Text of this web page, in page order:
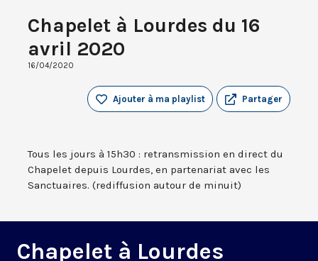
Chapelet à Lourdes du 16
avril 2020
16/04/2020
Partager
Ajouter à ma playlist
Tous les jours à 15h30 : retransmission en direct du
Chapelet depuis Lourdes, en partenariat avec les
Sanctuaires. (rediffusion autour de minuit)
Chapelet à Lourdes